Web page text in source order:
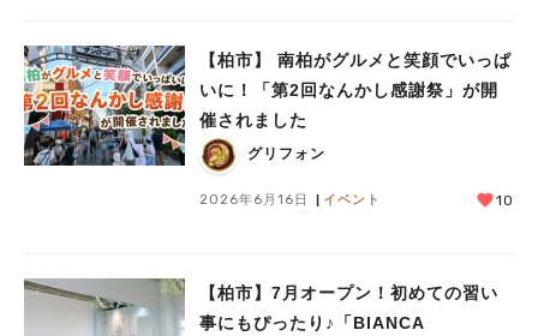
【柏市】 南柏がグルメと笑顔でいっぱ
いに！「第2回なんかし感謝祭」が開
催されました
グリフォン
2026年6月16日 イベント 10
【柏市】7月オープン！初めての習い
事にもぴったり♪「BIANCA
#ラーメン#ショッピング #カフェ#スイーツ#パン #カレー#柏駅
#イベント#公園#教えたい／教えて投稿記事
#教えたい/こんなの見つけた